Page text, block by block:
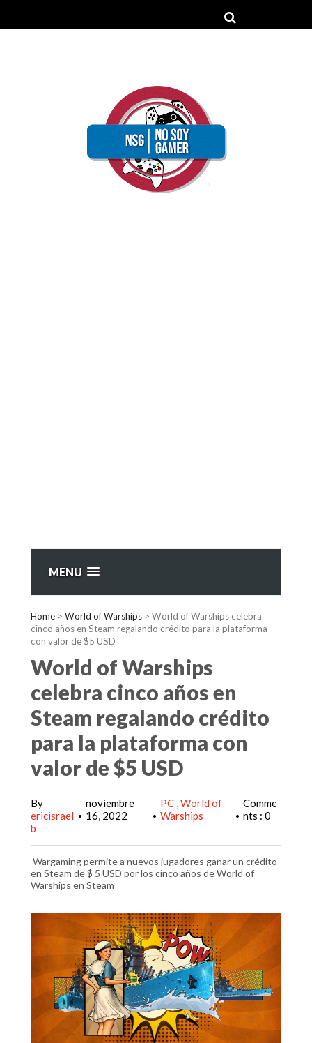
MENU
Home > World of Warships > World of Warships celebra
cinco años en Steam regalando crédito para la plataforma
con valor de $5 USD
World of Warships
celebra cinco años en
Steam regalando crédito
para la plataforma con
valor de $5 USD
By
ericisrael
b
•
noviembre
16, 2022
•
PC World of
Warships
•
Comme
nts : 0
Wargaming permite a nuevos jugadores ganar un crédito
en Steam de $ 5 USD por los cinco años de World of
Warships en Steam